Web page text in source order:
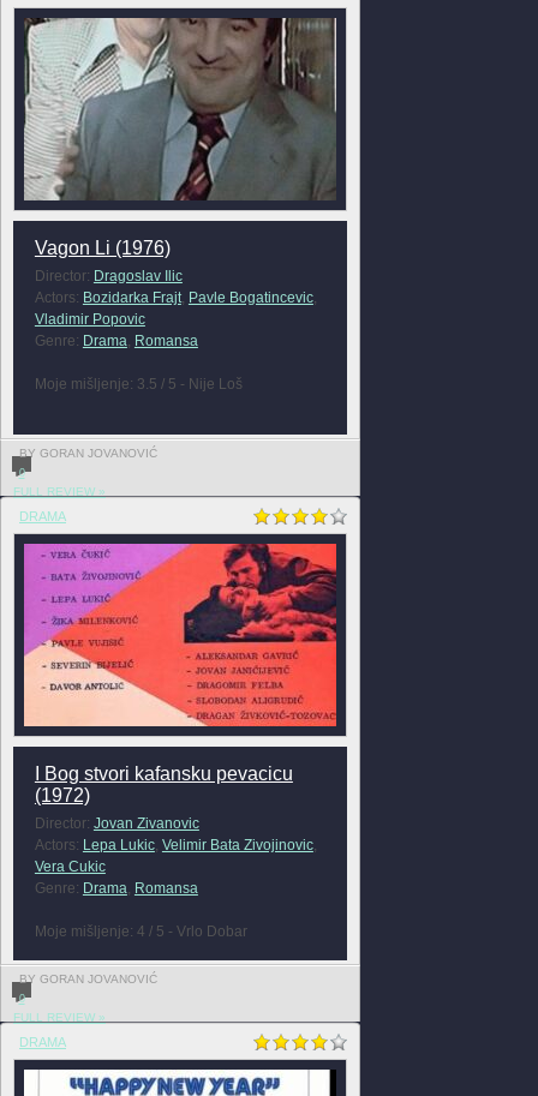
Vagon Li (1976)
Director: Dragoslav Ilic
Actors: Bozidarka Frajt, Pavle Bogatincevic,
Vladimir Popovic
Genre: Drama, Romansa
Moje mišljenje: 3.5 / 5 - Nije Loš
BY GORAN JOVANOVIĆ
0
FULL REVIEW »
DRAMA
I Bog stvori kafansku pevacicu
(1972)
Director: Jovan Zivanovic
Actors: Lepa Lukic, Velimir Bata Zivojinovic,
Vera Cukic
Genre: Drama, Romansa
Moje mišljenje: 4 / 5 - Vrlo Dobar
BY GORAN JOVANOVIĆ
0
FULL REVIEW »
DRAMA